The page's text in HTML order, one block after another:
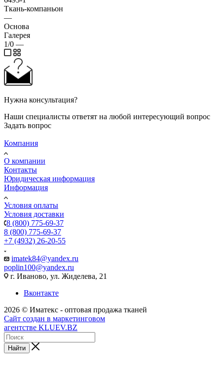
Ткань-компаньон
—
Основа
Галерея
1/0 —
Нужна консультация?
Наши специалисты ответят на любой интересующий вопрос
Задать вопрос
Компания
О компании
Контакты
Юридическая информация
Информация
Условия оплаты
Условия доставки
8 (800) 775-69-37
8 (800) 775-69-37
+7 (4932) 26-20-55
imatek84@yandex.ru
poplin100@yandex.ru
г. Иваново, ул. Жиделева, 21
Вконтакте
2026 © Иматекс - оптовая продажа тканей
Сайт создан в маркетинговом
агентстве KLUEV.BZ
Найти